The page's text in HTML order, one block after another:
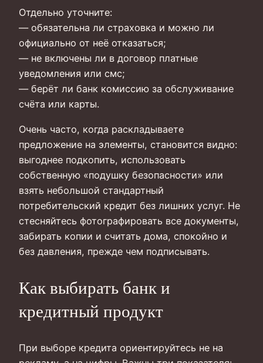
Отдельно уточните:
— обязательна ли страховка и можно ли
официально от неё отказаться;
— не включены ли в договор платные
уведомления или смс;
— берёт ли банк комиссию за обслуживание
счёта или карты.
Очень часто, когда раскладываете
предложение на элементы, становится видно:
выгоднее подкопить, использовать
собственную «подушку безопасности» или
взять небольшой стандартный
потребительский кредит без лишних услуг. Не
стесняйтесь фотографировать все документы,
забирать копии и считать дома, спокойно и
без давления, прежде чем подписывать.
Как выбирать банк и
кредитный продукт
При выборе кредита ориентируйтесь не на